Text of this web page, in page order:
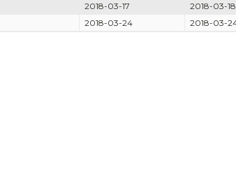
2018-03-17
2018-03-18
2018-03-24 2018-03-